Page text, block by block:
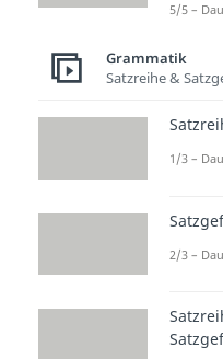
5/5 –
Grammatik
Satzreihe &
1/3 –
2/3 –